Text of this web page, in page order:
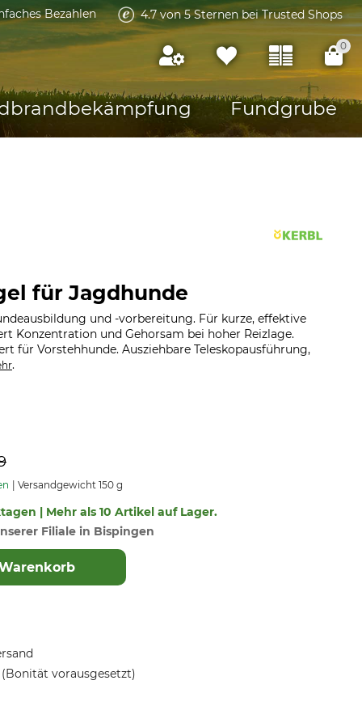
Bezahlen 4.7 von 5 Sternen bei Trusted Shops
0
Fundgrube
für Jagdhunde
und -vorbereitung. Für kurze, effektive
Konzentration und Gehorsam bei hoher Reizlage.
für Vorstehhunde. Ausziehbare Teleskopausführung,
.
Versandgewicht 150 g
| Mehr als 10 Artikel auf Lager.
Filiale in Bispingen
vorausgesetzt)